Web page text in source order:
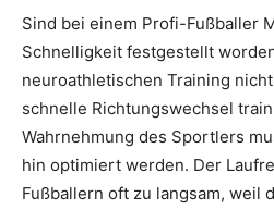
Sind bei einem Profi-Fußballer
Schnelligkeit festgestellt
neuroathletischen Training
schnelle Richtungswechsel
Wahrnehmung des Sportlers
hin optimiert werden. Der
Fußballern oft zu langsam, weil